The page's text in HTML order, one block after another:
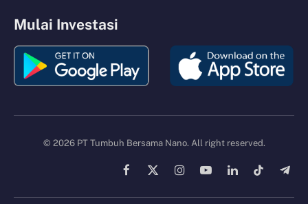
Mulai Investasi
© 2026 PT Tumbuh Bersama Nano. All right reserved.
Facebook
X
InstagramYouTubeLinkedInTikTok